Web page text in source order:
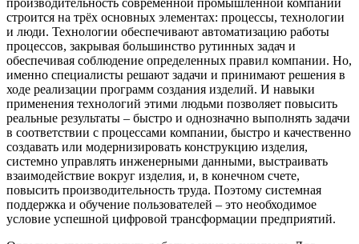
строится на трёх основных элементах: процессы, технологии
и люди. Технологии обеспечивают автоматизацию работы
процессов, закрывая большинство рутинных задач и
обеспечивая соблюдение определенных правил компании. Но,
именно специалисты решают задачи и принимают решения в
ходе реализации программ создания изделий. И навыки
применения технологий этими людьми позволяет повысить
реальные результаты – быстро и однозначно выполнять задачи
в соответствии с процессами компании, быстро и качественно
создавать или модернизировать конструкцию изделия,
системно управлять инженерными данными, выстраивать
взаимодействие вокруг изделия, и, в конечном счете,
повысить производительность труда. Поэтому системная
поддержка и обучение пользователей – это необходимое
условие успешной цифровой трансформации предприятий.